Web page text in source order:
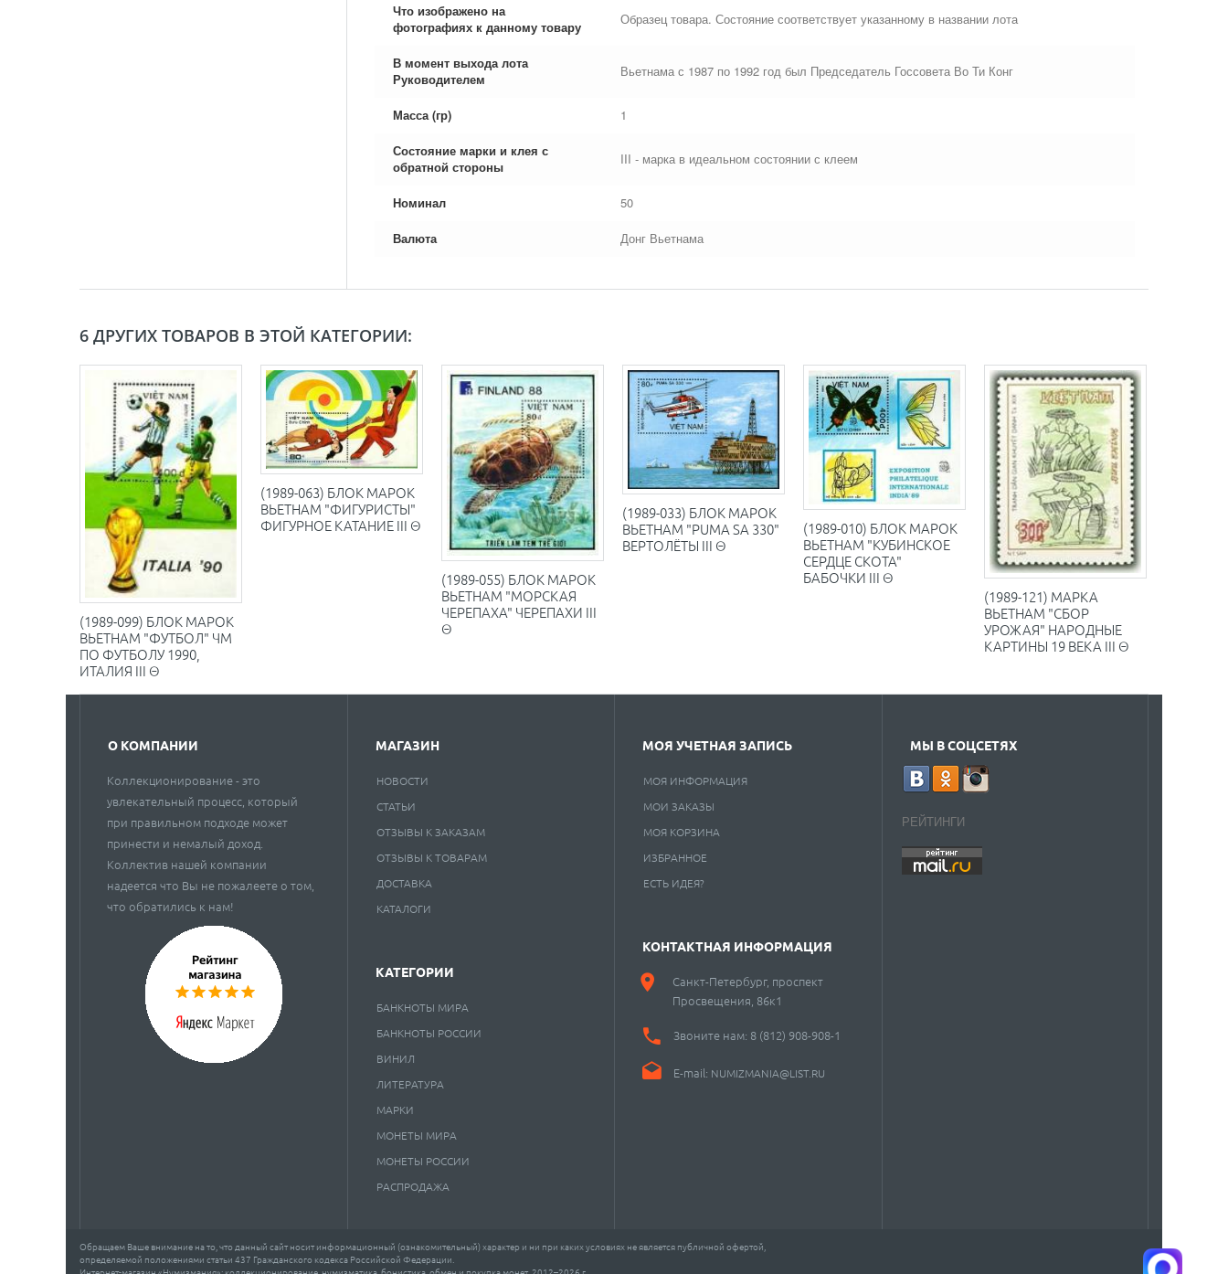
Что изображено на
фотографиях к данному товару
Образец товара. Состояние соответствует указанному в названии лота
В момент выхода лота
Руководителем
Вьетнама с 1987 по 1992 год был Председатель Госсовета Во Ти Конг
Масса (гр) 1
Состояние марки и клея с
обратной стороны
III - марка в идеальном состоянии с клеем
Номинал 50
Валюта Донг Вьетнама
6 ДРУГИХ ТОВАРОВ В ЭТОЙ КАТЕГОРИИ:
(1989-099) БЛОК МАРОК
ВЬЕТНАМ "ФУТБОЛ" ЧМ
ПО ФУТБОЛУ 1990,
ИТАЛИЯ III Θ
(1989-063) БЛОК МАРОК
ВЬЕТНАМ "ФИГУРИСТЫ"
ФИГУРНОЕ КАТАНИЕ III Θ
(1989-055) БЛОК МАРОК
ВЬЕТНАМ "МОРСКАЯ
ЧЕРЕПАХА" ЧЕРЕПАХИ III
Θ
(1989-033) БЛОК МАРОК
ВЬЕТНАМ "PUMA SA 330"
ВЕРТОЛЁТЫ III Θ
(1989-010) БЛОК МАРОК
ВЬЕТНАМ "КУБИНСКОЕ
СЕРДЦЕ СКОТА"
БАБОЧКИ III Θ
(1989-121) МАРКА
ВЬЕТНАМ "СБОР
УРОЖАЯ" НАРОДНЫЕ
КАРТИНЫ 19 ВЕКА III Θ
О КОМПАНИИ
Коллекционирование - это
увлекательный процесс, который
при правильном подходе может
принести и немалый доход.
Коллектив нашей компании
надеется что Вы не пожалеете о том,
что обратились к нам!
МАГАЗИН
НОВОСТИ
СТАТЬИ
ОТЗЫВЫ К ЗАКАЗАМ
ОТЗЫВЫ К ТОВАРАМ
ДОСТАВКА
КАТАЛОГИ
Обращаем Ваше внимание на то, что данный сайт носит информационный (ознакомительный) характер и ни при каких условиях не является публичной офертой,
определяемой положениями статьи 437 Гражданского кодекса Российской Федерации.
КАТЕГОРИИ
БАНКНОТЫ МИРА
БАНКНОТЫ РОССИИ
ВИНИЛ
ЛИТЕРАТУРА
МАРКИ
МОНЕТЫ МИРА
МОНЕТЫ РОССИИ
РАСПРОДАЖА
МОЯ УЧЕТНАЯ ЗАПИСЬ
МОЯ ИНФОРМАЦИЯ
МОИ ЗАКАЗЫ
МОЯ КОРЗИНА
ИЗБРАННОЕ
ЕСТЬ ИДЕЯ?
КОНТАКТНАЯ ИНФОРМАЦИЯ
Санкт-Петербург, проспект
Просвещения, 86к1
Звоните нам: 8 (812) 908-908-1
E-mail: NUMIZMANIA@LIST.RU
МЫ В СОЦСЕТЯХ
РЕЙТИНГИ